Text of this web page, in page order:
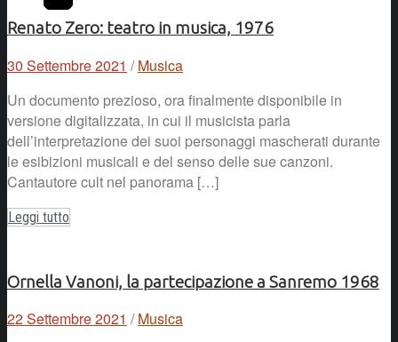
Renato Zero: teatro in musica, 1976
30 Settembre 2021 / Musica
Un documento prezioso, ora finalmente disponibile in
versione digitalizzata, in cui il musicista parla
dell’interpretazione dei suoi personaggi mascherati durante
le esibizioni musicali e del senso delle sue canzoni.
Cantautore cult nel panorama […]
Leggi tutto
Ornella Vanoni, la partecipazione a Sanremo 1968
22 Settembre 2021 / Musica